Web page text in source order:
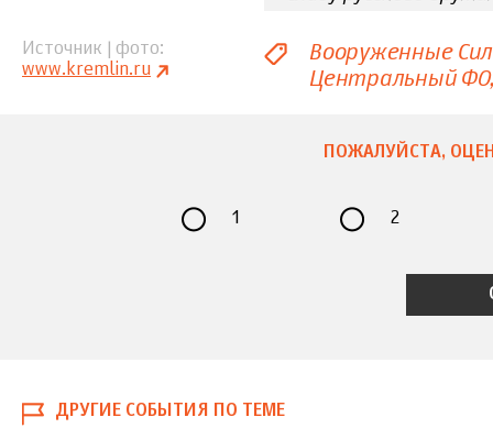
Источник | фото
www.kremlin.ru
Вооруженные
Центральный ФО
ПОЖАЛУЙСТА,
1 2
ДРУГИЕ СОБЫТИЯ ПО ТЕМЕ